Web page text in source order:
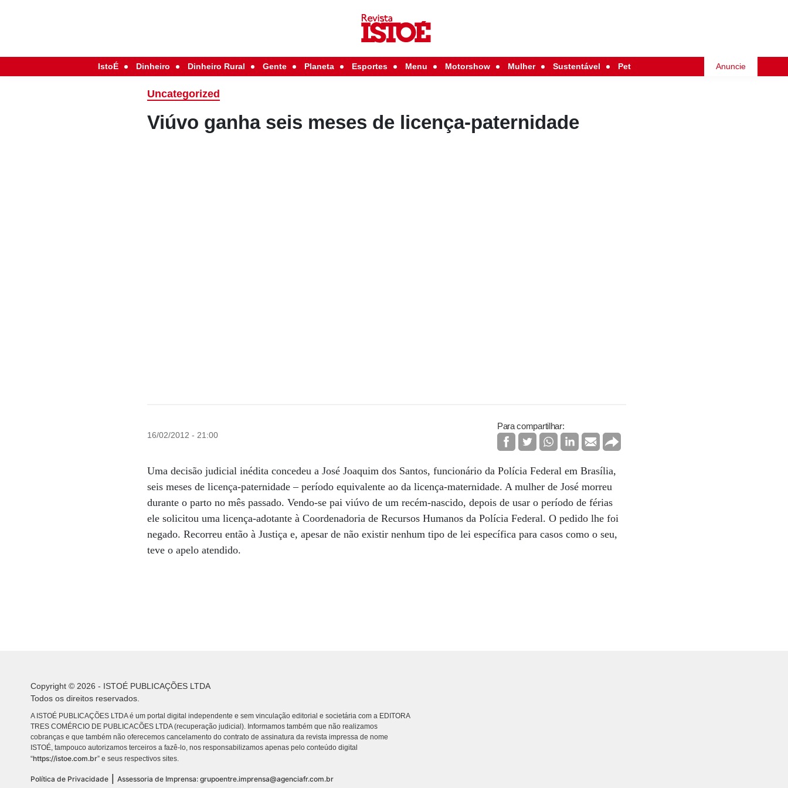
IstoÉ Dinheiro Dinheiro Rural Gente Planeta Esportes Menu Motorshow Mulher Sustentável Pet Anuncie
Uncategorized
Viúvo ganha seis meses de licença-paternidade
16/02/2012 - 21:00
Para compartilhar:
Uma decisão judicial inédita concedeu a José Joaquim dos Santos, funcionário da Polícia Federal em Brasília,
seis meses de licença-paternidade – período equivalente ao da licença-maternidade. A mulher de José morreu
durante o parto no mês passado. Vendo-se pai viúvo de um recém-nascido, depois de usar o período de férias
ele solicitou uma licença-adotante à Coordenadoria de Recursos Humanos da Polícia Federal. O pedido lhe foi
negado. Recorreu então à Justiça e, apesar de não existir nenhum tipo de lei específica para casos como o seu,
teve o apelo atendido.
Copyright © 2026 - ISTOÉ PUBLICAÇÕES LTDA
Todos os direitos reservados.
A ISTOÉ PUBLICAÇÕES LTDA é um portal digital independente e sem vinculação editorial e societária com a EDITORA
TRES COMÉRCIO DE PUBLICACÕES LTDA (recuperação judicial). Informamos também que não realizamos
cobranças e que também não oferecemos cancelamento do contrato de assinatura da revista impressa de nome
ISTOÉ, tampouco autorizamos terceiros a fazê-lo, nos responsabilizamos apenas pelo conteúdo digital
“https://istoe.com.br” e seus respectivos sites.
Política de Privacidade Assessoria de Imprensa: grupoentre.imprensa@agenciafr.com.br